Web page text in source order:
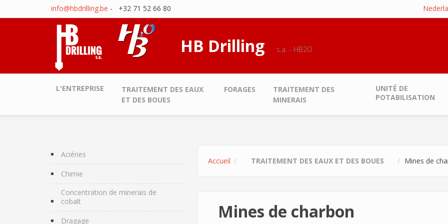
Aller au contenu principal
info@hbdrilling.be - +32 71 52 66 80
HB Drilling s.a. - HB2O
L'ENTREPRISE
TRAITEMENT DES EAUX
ET DES BOUES
FORAGES
TRAITEMENT DES
MINERAIS
UNITÉ DE
POTABILISATION
Aciéries
Chimie
Concentration de minerais de
cobalt
Dragage
Accueil TRAITEMENT DES EAUX ET DES BOUES Mines de
Mines de charbon